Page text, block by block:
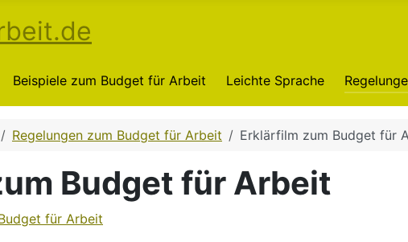
Beispiele zum Budget für Arbeit Leichte Sprache
Regelungen zum Budget für Arbeit Erklärfilm zum Budget für
Budget für Arbeit
für Arbeit